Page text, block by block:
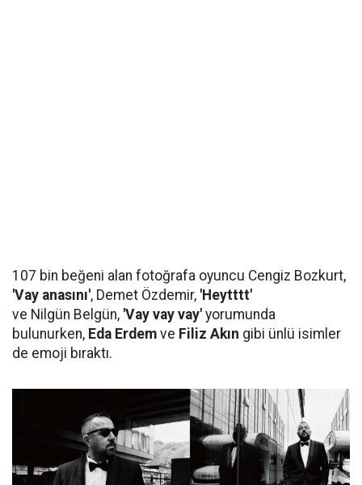
107 bin beğeni alan fotoğrafa oyuncu Cengiz Bozkurt,
'Vay anasını', Demet Özdemir, 'Heytttt'
ve Nilgün Belgün, 'Vay vay vay' yorumunda
bulunurken, Eda Erdem ve Filiz Akın gibi ünlü isimler
de emoji bıraktı.